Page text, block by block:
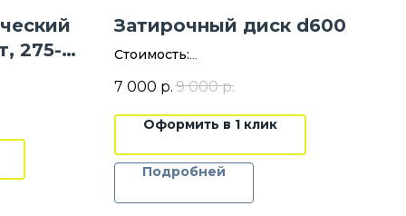
275-
Затирочный диск d600
Стоимость:
1600 руб./сутки
Стоимость7000 руб./шт
Цена указана без НДС
7 000 р. 9 000 р.
Оформить в 1 клик
Подробней